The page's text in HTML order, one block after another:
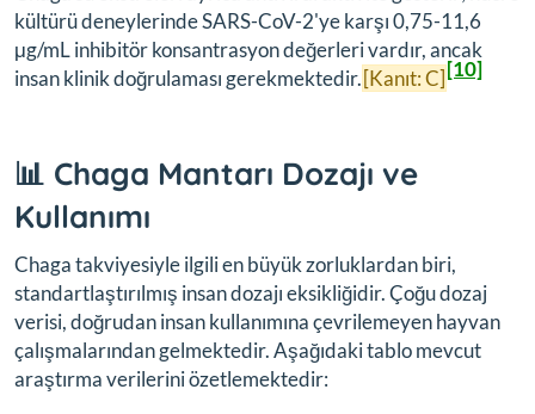
kültürü deneylerinde SARS-CoV-2'ye karşı 0,75-11,6
μg/mL inhibitör konsantrasyon değerleri vardır, ancak
insan klinik doğrulaması gerekmektedir.[Kanıt: C][10]
📊 Chaga Mantarı Dozajı ve
Kullanımı
Chaga takviyesiyle ilgili en büyük zorluklardan biri,
standartlaştırılmış insan dozajı eksikliğidir. Çoğu dozaj
verisi, doğrudan insan kullanımına çevrilemeyen hayvan
çalışmalarından gelmektedir. Aşağıdaki tablo mevcut
araştırma verilerini özetlemektedir: